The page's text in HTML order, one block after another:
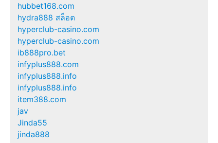
hubbet168.com
hydra888 สล็อต
hyperclub-casino.com
hyperclub-casino.com
ib888pro.bet
infyplus888.com
infyplus888.info
infyplus888.info
item388.com
jav
Jinda55
jinda888